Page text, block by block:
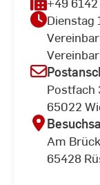
Dienstag
Postfach
65022
Am
65428